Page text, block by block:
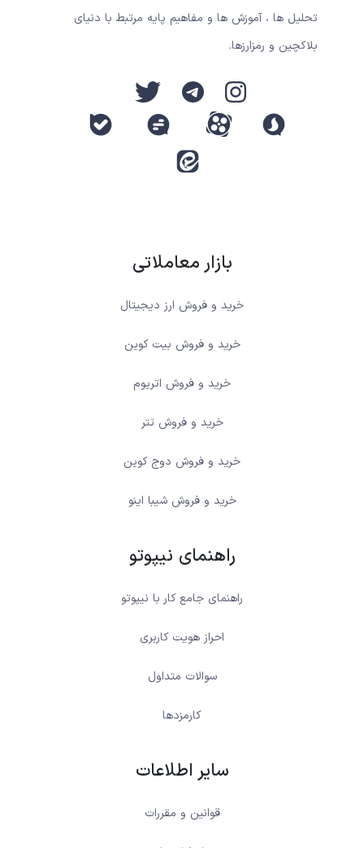
تحلیل ها ، آموزش ها و مفاهیم پایه مرتبط با دنیای
بلاکچین و رمزارزها.
بازار معاملاتی
خرید و فروش ارز دیجیتال
خرید و فروش بیت کوین
خرید و فروش اتریوم
خرید و فروش تتر
خرید و فروش دوج کوین
خرید و فروش شیبا اینو
راهنمای نیپوتو
راهنمای جامع کار با نیپوتو
احراز هویت کاربری
سوالات متداول
کارمزدها
سایر اطلاعات
قوانین و مقررات